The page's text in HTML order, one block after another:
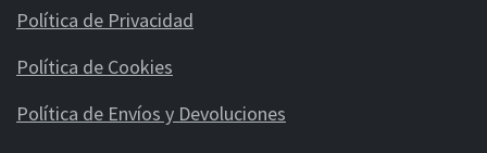
Política de Privacidad
Política de Cookies
Política de Envíos y Devoluciones